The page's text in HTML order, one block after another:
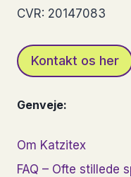
CVR: 20147083
Kontakt os her
Genveje:
Om Katzitex
FAQ – Ofte stillede